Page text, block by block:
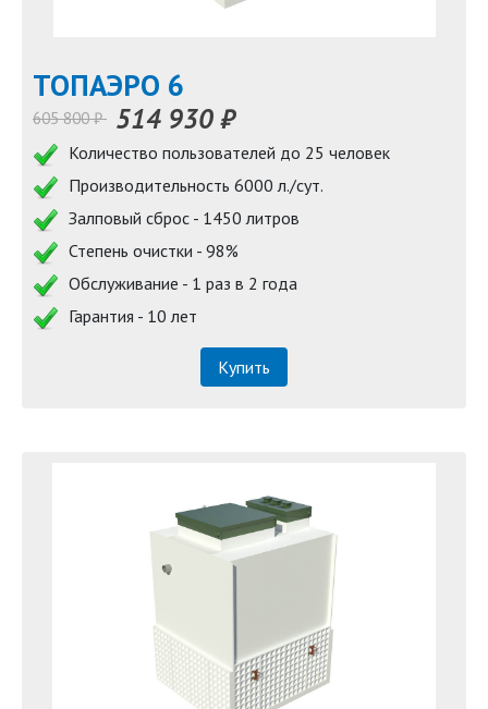
TOПАЭРО 6
605 800 ₽ 514 930 ₽
Количество пользователей до 25 человек
Производительность 6000 л./сут.
Залповый сброс - 1450 литров
Степень очистки - 98%
Обслуживание - 1 раз в 2 года
Гарантия - 10 лет
Купить